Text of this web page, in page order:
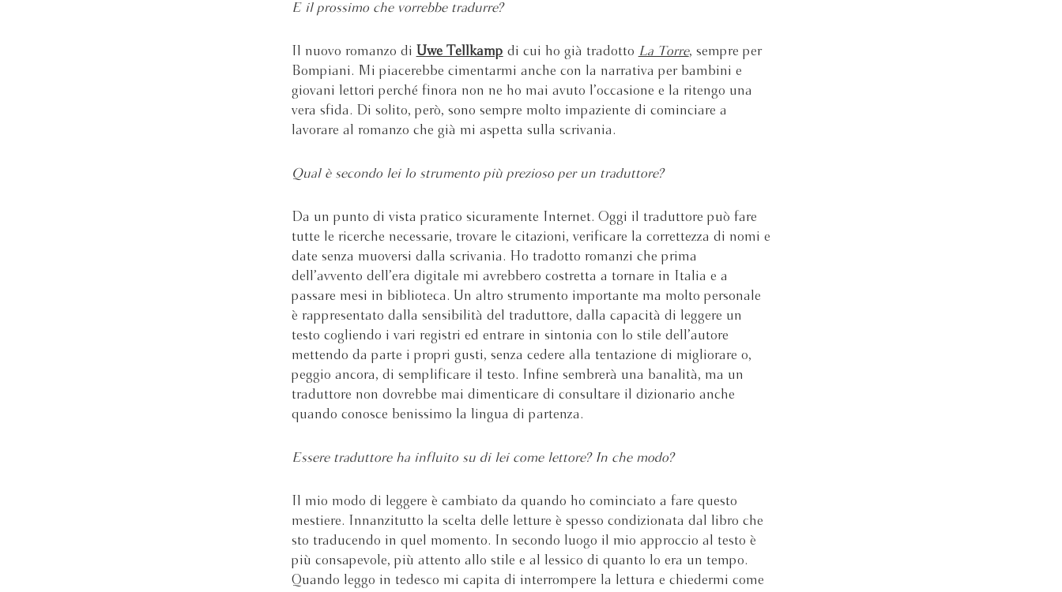
E il prossimo che vorrebbe tradurre?
Il nuovo romanzo di Uwe Tellkamp di cui ho già tradotto La Torre, sempre per
Bompiani. Mi piacerebbe cimentarmi anche con la narrativa per bambini e
giovani lettori perché finora non ne ho mai avuto l’occasione e la ritengo una
vera sfida. Di solito, però, sono sempre molto impaziente di cominciare a
lavorare al romanzo che già mi aspetta sulla scrivania.
Qual è secondo lei lo strumento più prezioso per un traduttore?
Da un punto di vista pratico sicuramente Internet. Oggi il traduttore può fare
tutte le ricerche necessarie, trovare le citazioni, verificare la correttezza di nomi e
date senza muoversi dalla scrivania. Ho tradotto romanzi che prima
dell’avvento dell’era digitale mi avrebbero costretta a tornare in Italia e a
passare mesi in biblioteca. Un altro strumento importante ma molto personale
è rappresentato dalla sensibilità del traduttore, dalla capacità di leggere un
testo cogliendo i vari registri ed entrare in sintonia con lo stile dell’autore
mettendo da parte i propri gusti, senza cedere alla tentazione di migliorare o,
peggio ancora, di semplificare il testo. Infine sembrerà una banalità, ma un
traduttore non dovrebbe mai dimenticare di consultare il dizionario anche
quando conosce benissimo la lingua di partenza.
Essere traduttore ha influito su di lei come lettore? In che modo?
Il mio modo di leggere è cambiato da quando ho cominciato a fare questo
mestiere. Innanzitutto la scelta delle letture è spesso condizionata dal libro che
sto traducendo in quel momento. In secondo luogo il mio approccio al testo è
più consapevole, più attento allo stile e al lessico di quanto lo era un tempo.
Quando leggo in tedesco mi capita di interrompere la lettura e chiedermi come